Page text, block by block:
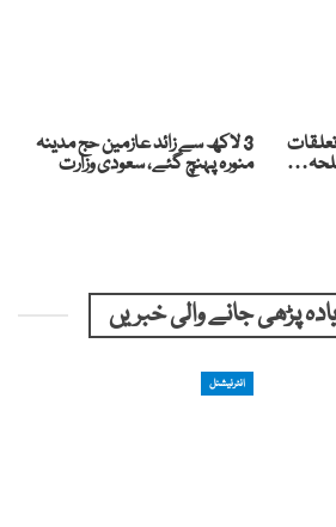
3 لاکھ سے زائد عازمین حج مدینہ
منورہ پہنچ گئے، سعودی وزارت
پڑھی جانے والی خبریں
انٹرنیشنل